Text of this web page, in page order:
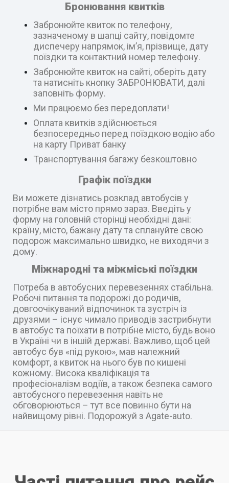
Бронювання квитків
Забронюйте квиток по телефону,
зазначеному в шапці сайту, повідомте
диспечеру напрямок, ім’я, прізвище, дату
поїздки та контактний номер телефону.
Забронюйте квиток на сайті, оберіть дату
та натисніть кнопку ЗАБРОНЮВАТИ, далі
заповніть форму.
Ми працюємо без передоплати!
Оплата квитків здійснюється
безпосередньо перед поїздкою водію або
на карту Приват банку
Транспортування багажу безкоштовно
Графік поїздки
Ви можете дізнатись розклад автобусів у
потрібне вам місто прямо зараз. Введіть у
форму на головній сторінці необхідні дані:
країну, місто, бажану дату та сплануйте свою
подорож максимально швидко, не виходячи з
дому.
Міжнародні та міжміські поїздки
Потреба в автобусних перевезеннях стабільна.
Робочі питання та подорожі до родичів,
довгоочікуваний відпочинок та зустріч із
друзями – існує чимало приводів застрибнути
в автобус та поїхати в потрібне місто, будь воно
в Україні чи в іншій державі. Важливо, щоб цей
автобус був «під рукою», мав належний
комфорт, а квиток на нього був по кишені
кожному. Висока кваліфікація та
професіоналізм водіїв, а також безпека самого
автобусного перевезення навіть не
обговорюються – тут все повинно бути на
найвищому рівні. Подорожуй з Agate-auto.